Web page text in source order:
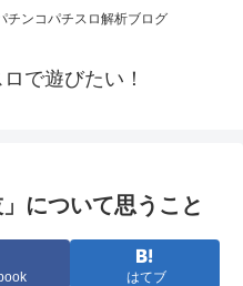
チンコパチスロ解析ブログ
で遊びたい！
について思うこと
はてブ